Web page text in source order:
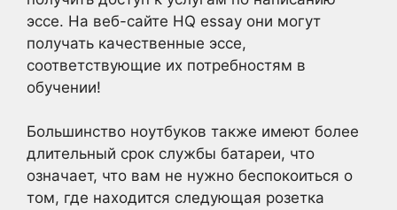
эссе. На веб-сайте HQ essay они могут
получать качественные эссе,
соответствующие их потребностям в
обучении!
Большинство ноутбуков также имеют более
длительный срок службы батареи, что
означает, что вам не нужно беспокоиться о
том, где находится следующая розетка